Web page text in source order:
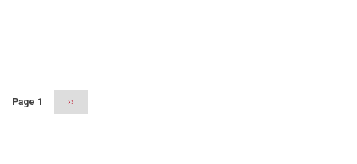
Page 1
Next
››